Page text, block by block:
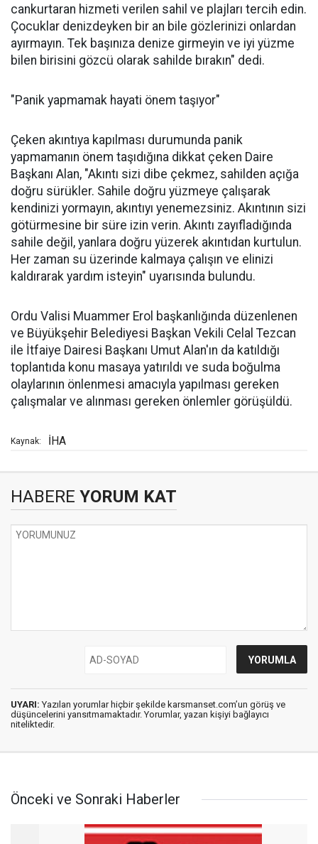
cankurtaran hizmeti verilen sahil ve plajları tercih edin.
Çocuklar denizdeyken bir an bile gözlerinizi onlardan
ayırmayın. Tek başınıza denize girmeyin ve iyi yüzme
bilen birisini gözcü olarak sahilde bırakın" dedi.
"Panik yapmamak hayati önem taşıyor"
Çeken akıntıya kapılması durumunda panik
yapmamanın önem taşıdığına dikkat çeken Daire
Başkanı Alan, "Akıntı sizi dibe çekmez, sahilden açığa
doğru sürükler. Sahile doğru yüzmeye çalışarak
kendinizi yormayın, akıntıyı yenemezsiniz. Akıntının sizi
götürmesine bir süre izin verin. Akıntı zayıfladığında
sahile değil, yanlara doğru yüzerek akıntıdan kurtulun.
Her zaman su üzerinde kalmaya çalışın ve elinizi
kaldırarak yardım isteyin" uyarısında bulundu.
Ordu Valisi Muammer Erol başkanlığında düzenlenen
ve Büyükşehir Belediyesi Başkan Vekili Celal Tezcan
ile İtfaiye Dairesi Başkanı Umut Alan'ın da katıldığı
toplantıda konu masaya yatırıldı ve suda boğulma
olaylarının önlenmesi amacıyla yapılması gereken
çalışmalar ve alınması gereken önlemler görüşüldü.
Kaynak: İHA
HABERE YORUM KAT
UYARI: Yazılan yorumlar hiçbir şekilde karsmanset.com’un görüş ve
düşüncelerini yansıtmamaktadır. Yorumlar, yazan kişiyi bağlayıcı
niteliktedir.
Önceki ve Sonraki Haberler